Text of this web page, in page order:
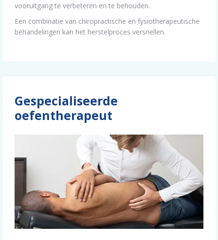
vooruitgang te verbeteren en te behouden.
Een combinatie van chiropractische en fysiotherapeutische
behandelingen kan het herstelproces versnellen.
Gespecialiseerde
oefentherapeut